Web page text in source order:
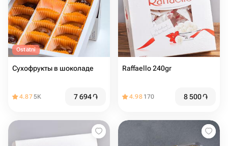
Ostatni
Сухофрукты в шоколаде
4.875K 7 694֏
Raffaello 240gr
4.98 170 8 500֏